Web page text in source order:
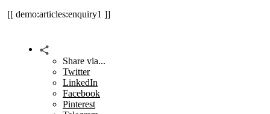
demo:articles:enquiry1
Share via...
Twitter
LinkedIn
Facebook
Pinterest